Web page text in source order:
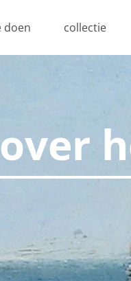
doen collectie
over